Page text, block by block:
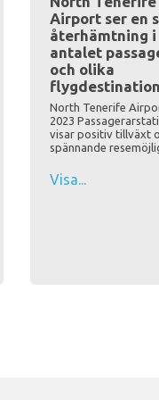
Airport ser en
återhämtning i
antalet
och olika
North Tenerife
2023
visar positiv tillväxt
spännande
Visa...